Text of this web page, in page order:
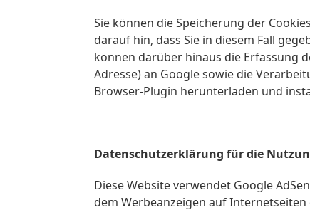
Sie können die Speicherung der
darauf hin, dass Sie in diesem Fall
können darüber hinaus die Erfassung
Adresse) an Google sowie die
Browser-Plugin herunterladen und
Datenschutzerklärung für die
Diese Website verwendet Google
dem Werbeanzeigen auf